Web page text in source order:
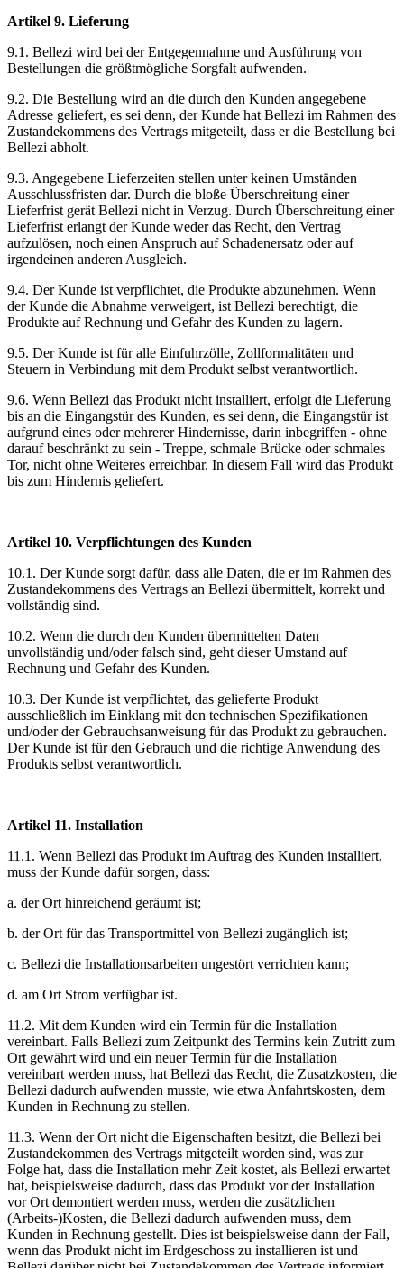
Artikel 9. Lieferung
9.1. Bellezi wird bei der Entgegennahme und Ausführung von
Bestellungen die größtmögliche Sorgfalt aufwenden.
9.2. Die Bestellung wird an die durch den Kunden angegebene
Adresse geliefert, es sei denn, der Kunde hat Bellezi im Rahmen des
Zustandekommens des Vertrags mitgeteilt, dass er die Bestellung bei
Bellezi abholt.
9.3. Angegebene Lieferzeiten stellen unter keinen Umständen
Ausschlussfristen dar. Durch die bloße Überschreitung einer
Lieferfrist gerät Bellezi nicht in Verzug. Durch Überschreitung einer
Lieferfrist erlangt der Kunde weder das Recht, den Vertrag
aufzulösen, noch einen Anspruch auf Schadenersatz oder auf
irgendeinen anderen Ausgleich.
9.4. Der Kunde ist verpflichtet, die Produkte abzunehmen. Wenn
der Kunde die Abnahme verweigert, ist Bellezi berechtigt, die
Produkte auf Rechnung und Gefahr des Kunden zu lagern.
9.5. Der Kunde ist für alle Einfuhrzölle, Zollformalitäten und
Steuern in Verbindung mit dem Produkt selbst verantwortlich.
9.6. Wenn Bellezi das Produkt nicht installiert, erfolgt die Lieferung
bis an die Eingangstür des Kunden, es sei denn, die Eingangstür ist
aufgrund eines oder mehrerer Hindernisse, darin inbegriffen - ohne
darauf beschränkt zu sein - Treppe, schmale Brücke oder schmales
Tor, nicht ohne Weiteres erreichbar. In diesem Fall wird das Produkt
bis zum Hindernis geliefert.
Artikel 10. Verpflichtungen des Kunden
10.1. Der Kunde sorgt dafür, dass alle Daten, die er im Rahmen des
Zustandekommens des Vertrags an Bellezi übermittelt, korrekt und
vollständig sind.
10.2. Wenn die durch den Kunden übermittelten Daten
unvollständig und/oder falsch sind, geht dieser Umstand auf
Rechnung und Gefahr des Kunden.
10.3. Der Kunde ist verpflichtet, das gelieferte Produkt
ausschließlich im Einklang mit den technischen Spezifikationen
und/oder der Gebrauchsanweisung für das Produkt zu gebrauchen.
Der Kunde ist für den Gebrauch und die richtige Anwendung des
Produkts selbst verantwortlich.
Artikel 11. Installation
11.1. Wenn Bellezi das Produkt im Auftrag des Kunden installiert,
muss der Kunde dafür sorgen, dass:
a. der Ort hinreichend geräumt ist;
b. der Ort für das Transportmittel von Bellezi zugänglich ist;
c. Bellezi die Installationsarbeiten ungestört verrichten kann;
d. am Ort Strom verfügbar ist.
11.2. Mit dem Kunden wird ein Termin für die Installation
vereinbart. Falls Bellezi zum Zeitpunkt des Termins kein Zutritt zum
Ort gewährt wird und ein neuer Termin für die Installation
vereinbart werden muss, hat Bellezi das Recht, die Zusatzkosten, die
Bellezi dadurch aufwenden musste, wie etwa Anfahrtskosten, dem
Kunden in Rechnung zu stellen.
11.3. Wenn der Ort nicht die Eigenschaften besitzt, die Bellezi bei
Zustandekommen des Vertrags mitgeteilt worden sind, was zur
Folge hat, dass die Installation mehr Zeit kostet, als Bellezi erwartet
hat, beispielsweise dadurch, dass das Produkt vor der Installation
vor Ort demontiert werden muss, werden die zusätzlichen
(Arbeits-)Kosten, die Bellezi dadurch aufwenden muss, dem
Kunden in Rechnung gestellt. Dies ist beispielsweise dann der Fall,
wenn das Produkt nicht im Erdgeschoss zu installieren ist und